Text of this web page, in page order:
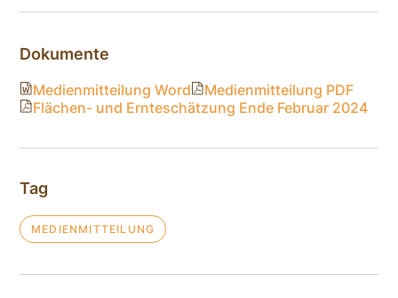
Dokumente
Medienmitteilung Word
Medienmitteilung PDF
Flächen- und Ernteschätzung Ende Februar 2024
Tag
MEDIENMITTEILUNG